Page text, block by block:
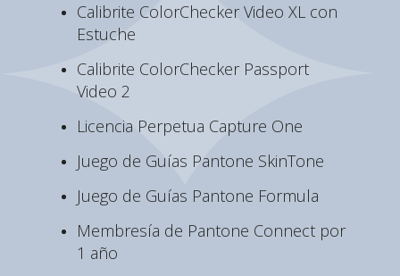
Calibrite ColorChecker Video XL con
Estuche
Calibrite ColorChecker Passport
Video 2
Licencia Perpetua Capture One
Juego de Guías Pantone SkinTone
Juego de Guías Pantone Formula
Membresía de Pantone Connect por
1 año